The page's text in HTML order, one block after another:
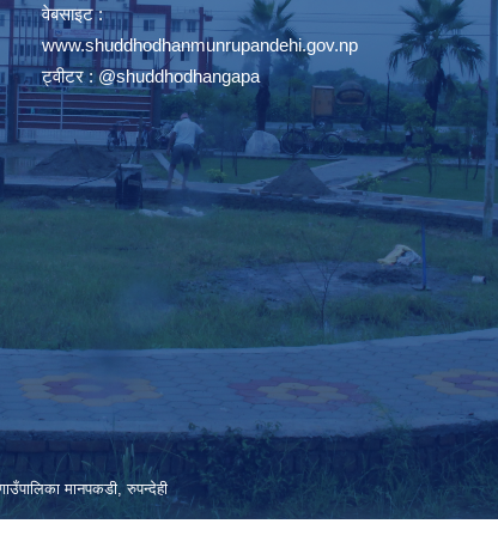
वेबसाइट :
www.shuddhodhanmunrupandehi.gov.np
ट्वीटर : @shuddhodhangapa
मानपकडी, रुपन्देही